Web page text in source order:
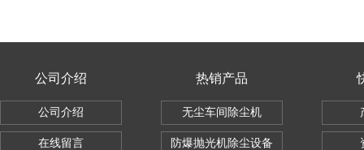
公司介绍
公司介绍
在线留言
热销产品
无尘车间除尘机
防爆抛光机除尘设备